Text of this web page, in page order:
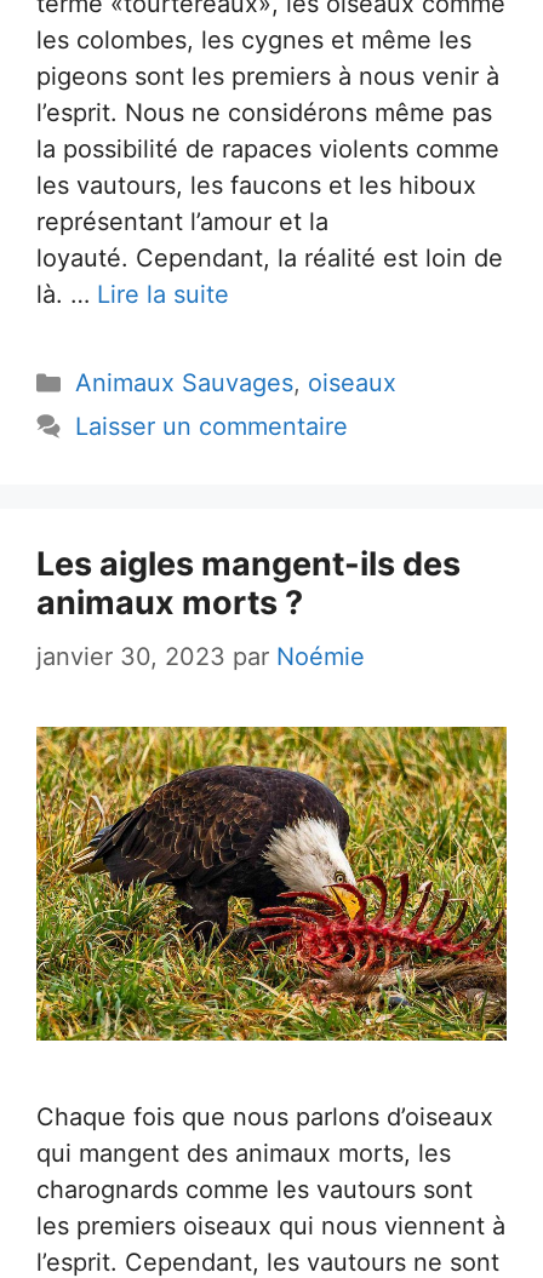
les colombes, les cygnes et même les
pigeons sont les premiers à nous venir à
l’esprit. Nous ne considérons même pas
la possibilité de rapaces violents comme
les vautours, les faucons et les hiboux
représentant l’amour et la
loyauté. Cependant, la réalité est loin de
là. … Lire la suite
Catégories
Animaux Sauvages, oiseaux
Laisser un commentaire
Les aigles mangent-ils des
animaux morts ?
janvier 30, 2023 par Noémie
Chaque fois que nous parlons d’oiseaux
qui mangent des animaux morts, les
charognards comme les vautours sont
les premiers oiseaux qui nous viennent à
l’esprit. Cependant, les vautours ne sont